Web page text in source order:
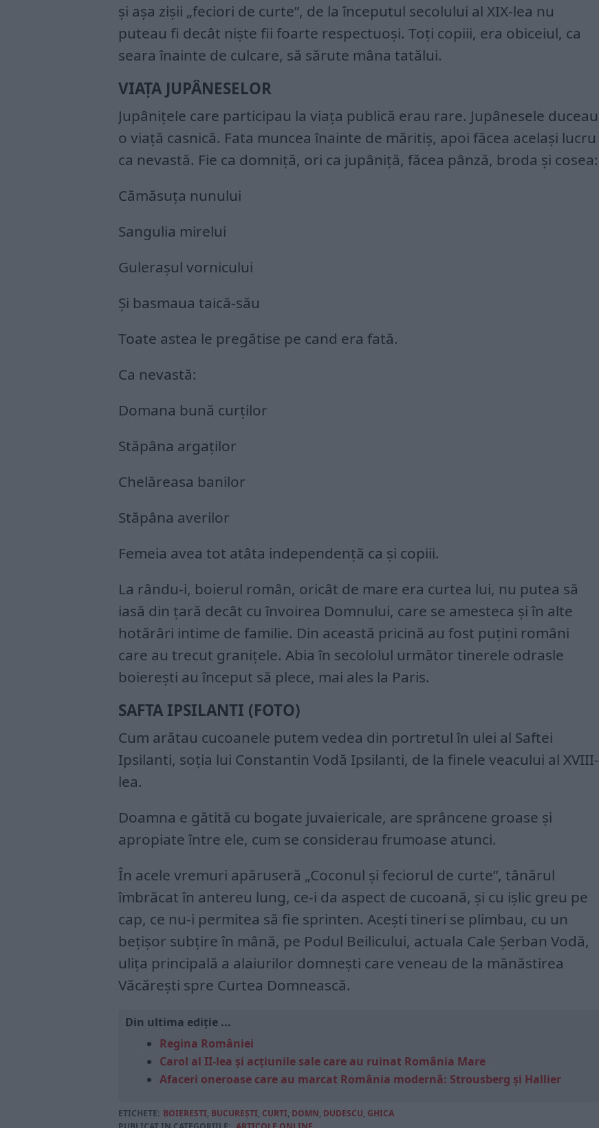
și așa zișii „feciori de curte”, de la începutul secolului al XIX-lea nu
puteau fi decât niște fii foarte respectuoși. Toți copiii, era obiceiul, ca
seara înainte de culcare, să sărute mâna tatălui.
VIAȚA JUPÂNESELOR
Jupânițele care participau la viața publică erau rare. Jupânesele duceau
o viață casnică. Fata muncea înainte de măritiș, apoi făcea același lucru
ca nevastă. Fie ca domniță, ori ca jupâniță, făcea pânză, broda și cosea:
Cămăsuța nunului
Sangulia mirelui
Gulerașul vornicului
Și basmaua taică-său
Toate astea le pregătise pe cand era fată.
Ca nevastă:
Domana bună curților
Stăpâna argaților
Chelăreasa banilor
Stăpâna averilor
Femeia avea tot atâta independență ca și copiii.
La rându-i, boierul român, oricât de mare era curtea lui, nu putea să
iasă din țară decât cu învoirea Domnului, care se amesteca și în alte
hotărâri intime de familie. Din această pricină au fost puțini români
care au trecut granițele. Abia în secololul următor tinerele odrasle
boierești au început să plece, mai ales la Paris.
SAFTA IPSILANTI (FOTO)
Cum arătau cucoanele putem vedea din portretul în ulei al Saftei
Ipsilanti, soția lui Constantin Vodă Ipsilanti, de la finele veacului al XVIII-
lea.
Doamna e gătită cu bogate juvaiericale, are sprâncene groase și
apropiate între ele, cum se considerau frumoase atunci.
În acele vremuri apăruseră „Coconul și feciorul de curte”, tânărul
îmbrăcat în antereu lung, ce-i da aspect de cucoană, și cu ișlic greu pe
cap, ce nu-i permitea să fie sprinten. Acești tineri se plimbau, cu un
bețișor subțire în mână, pe Podul Beilicului, actuala Cale Șerban Vodă,
ulița principală a alaiurilor domnești care veneau de la mănăstirea
Văcărești spre Curtea Domnească.
Din ultima ediție ...
Regina României
Carol al II-lea și acțiunile sale care au ruinat România Mare
Afaceri oneroase care au marcat România modernă: Strousberg și Hallier
ETICHETE: BOIERESTI, BUCUREŞTI, CURTI, DOMN, DUDESCU, GHICA